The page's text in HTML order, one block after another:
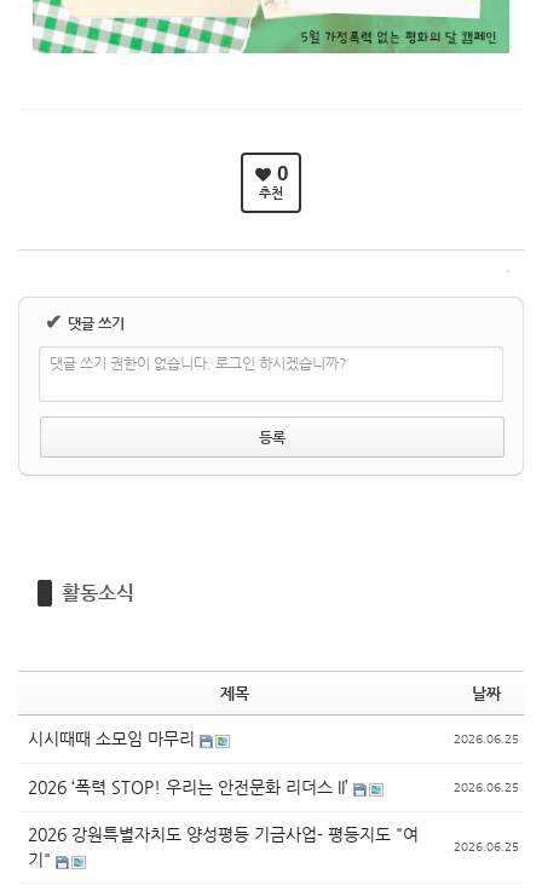
0
추천
✔ 댓글 쓰기
댓글 쓰기 권한이 없습니다. 로그인 하시겠습니까?
활동소식
제목 날짜
시시때때 소모임 마무리 2026.06.25
2026 ‘폭력 STOP! 우리는 안전문화 리더스 II’ 2026.06.25
2026 강원특별자치도 양성평등 기금사업- 평등지도 "여
기"
2026.06.25